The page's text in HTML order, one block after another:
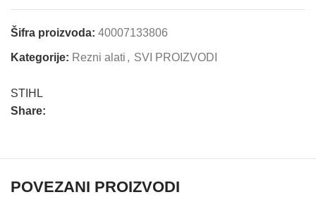
Šifra proizvoda: 40007133806
Kategorije: Rezni alati , SVI PROIZVODI
STIHL
Share:
POVEZANI PROIZVODI